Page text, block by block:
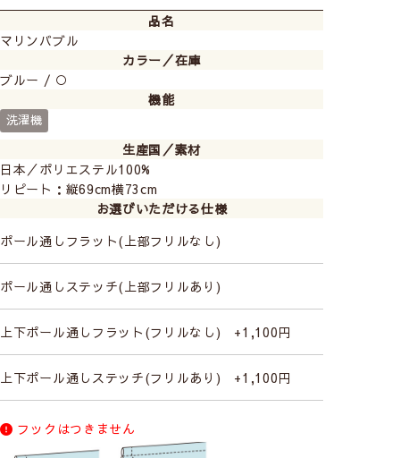
かすれやにじみがある絞り染めのようなおしゃれなデザ
品名
マリンバブル
カラー／在庫
ブルー / ○
機能
洗濯機
生産国／素材
日本／ポリエステル100%
リピート：縦69cm横73cm
お選びいただける仕様
ポール通しフラット(上部フリルなし)
ポール通しステッチ(上部フリルあり)
上下ポール通しフラット(フリルなし) +1,100円
上下ポール通しステッチ(フリルあり) +1,100円
フックはつきません